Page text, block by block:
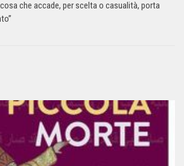
che accade, per scelta o casualità, porta